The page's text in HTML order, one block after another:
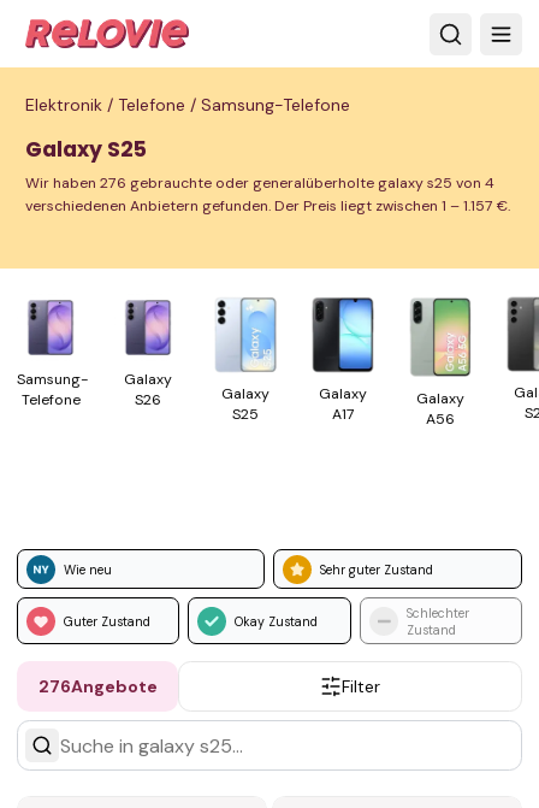
Elektronik / Telefone / Samsung-Telefone
Galaxy S25
Wir haben 276 gebrauchte oder generalüberholte galaxy s25 von 4
verschiedenen Anbietern gefunden. Der Preis liegt zwischen 1 – 1.157 €.
Samsung-
Telefone
Galaxy
S26
Galaxy
S25
Galaxy
A17
Galaxy
A56
Wie neu Sehr guter Zustand
Guter Zustand Okay Zustand
Schlechter
Zustand
276Angebote Filter